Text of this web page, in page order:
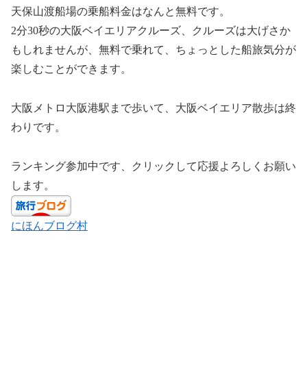
天保山渡船場の乗船料金はなんと無料です。
2分30秒の大阪ベイエリアクルーズ、クルーズは大げさか
もしれませんが、無料で乗れて、ちょっとした船旅気分が
楽しむことができます。
大阪メトロ大阪港駅まで歩いて、大阪ベイエリア散歩は終
わりです。
ランキング参加中です、クリックして応援よろしくお願い
します。
にほんブログ村